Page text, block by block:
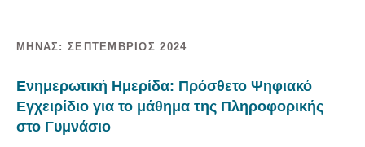
ΜΉΝΑΣ: ΣΕΠΤΈΜΒΡΙΟΣ 2024
Ενημερωτική Ημερίδα: Πρόσθετο Ψηφιακό
Εγχειρίδιο για το μάθημα της Πληροφορικής
στο Γυμνάσιο